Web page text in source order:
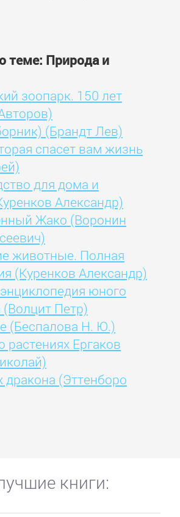
теме: Природа и
зоопарк. 150 лет
(Брандт Лев)
спасет вам жизнь
для дома и
Александр)
Жако (Воронин
животные. Полная
(Куренков Александр)
юного
(Волцит Петр)
(Беспалова Н. Ю.)
растениях Ергаков
дракона (Эттенборо
книги: